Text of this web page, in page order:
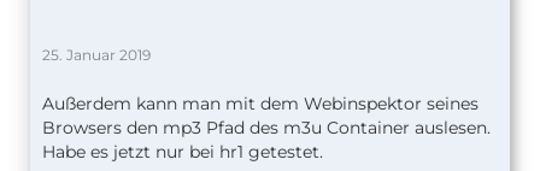
25. Januar 2019
Außerdem kann man mit dem Webinspektor seines
Browsers den mp3 Pfad des m3u Container auslesen.
Habe es jetzt nur bei hr1 getestet.